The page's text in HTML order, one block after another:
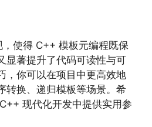
，使得 C++ 模板元编程既保
显著提升了代码可读性与可
，你可以在项目中更高效地
转换、递归模板等场景。希
现代化开发中提供实用参